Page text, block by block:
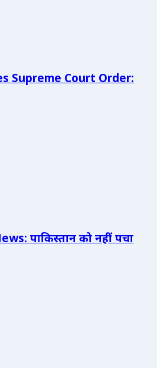
Supreme Court Order:
पाकिस्तान को नहीं पचा